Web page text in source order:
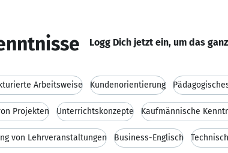
Logg Dich jetzt ein, um das
Arbeitsweise Kundenorientierung
Projekten Unterrichtskonzepte Kaufmännische
von Lehrveranstaltungen Business-Englisch